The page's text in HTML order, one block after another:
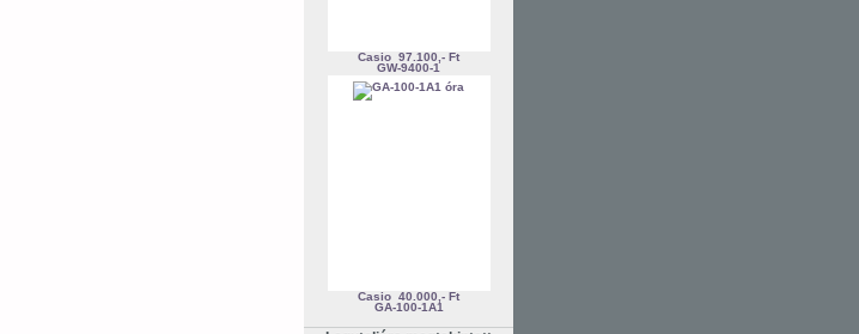
Casio 97.100,- Ft
GW-9400-1
Casio 40.000,- Ft
GA-100-1A1